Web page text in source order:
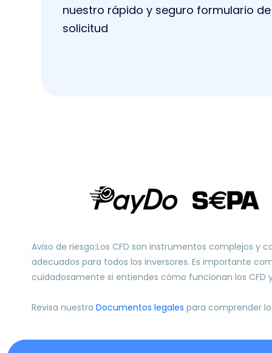
nuestro rápido y seguro formulario de
solicitud
Aviso de riesgo:Los CFD son instrumentos complejos
adecuados para todos los inversores. Es importante
cuidadosamente si entiendes cómo funcionan los CFD
Revisa nuestra Documentos legales para comprender